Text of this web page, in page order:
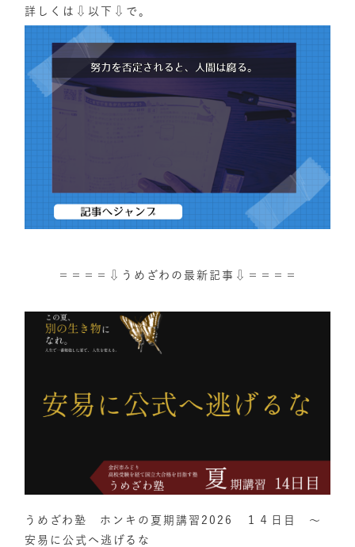
詳しくは⇩以下⇩で。
＝＝＝＝⇩うめざわの最新記事⇩＝＝＝＝
うめざわ塾 ホンキの夏期講習2026 １４日目 ～
安易に公式へ逃げるな